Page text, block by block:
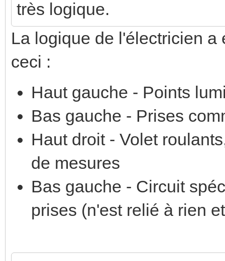
filou59 a écrit :